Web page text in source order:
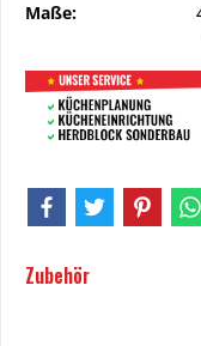
Maße:
Zubehör